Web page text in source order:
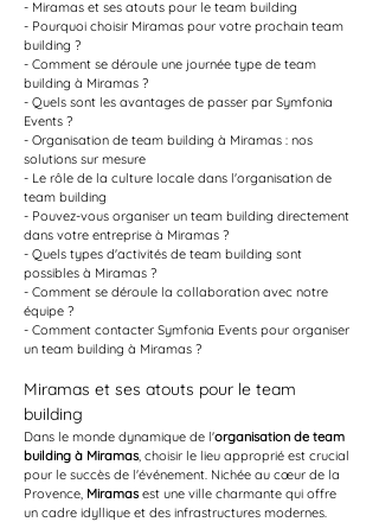
- Miramas et ses atouts pour le team building
- Pourquoi choisir Miramas pour votre prochain team
building ?
- Comment se déroule une journée type de team
building à Miramas ?
- Quels sont les avantages de passer par Symfonia
Events ?
- Organisation de team building à Miramas : nos
solutions sur mesure
- Le rôle de la culture locale dans l'organisation de
team building
- Pouvez-vous organiser un team building directement
dans votre entreprise à Miramas ?
- Quels types d'activités de team building sont
possibles à Miramas ?
- Comment se déroule la collaboration avec notre
équipe ?
- Comment contacter Symfonia Events pour organiser
un team building à Miramas ?
Miramas et ses atouts pour le team
building
Dans le monde dynamique de l'organisation de team
building à Miramas, choisir le lieu approprié est crucial
pour le succès de l'événement. Nichée au cœur de la
Provence, Miramas est une ville charmante qui offre
un cadre idyllique et des infrastructures modernes.